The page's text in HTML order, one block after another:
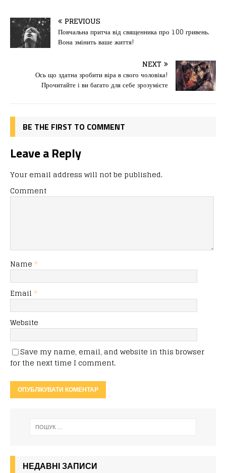
c
e
b
o
o
st
o
d
o
n
ai
l
іл
и
т
ис
я
PREVIOUS
Повчальна притча від священника про 100 гривень.
Вона змінить ваше життя!
NEXT
Ось що здатна зробити віра в свого чоловіка!
Прочитайте і ви багато для себе зрозумієте
BE THE FIRST TO COMMENT
Leave a Reply
Your email address will not be published.
Comment
Name *
Email *
Website
Save my name, email, and website in this browser
for the next time I comment.
НЕДАВНІ ЗАПИСИ